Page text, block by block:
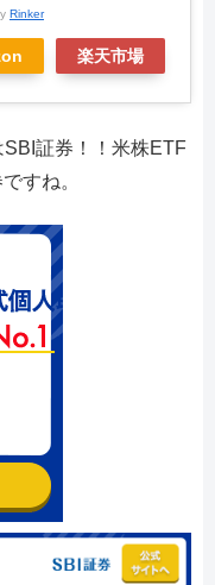
Rinker
楽天市場
証券！！米株ETF
すね。